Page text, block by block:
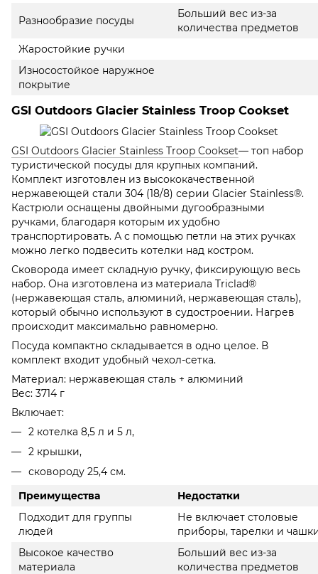
Разнообразие посуды
Больший вес из-за
количества предметов
Жаростойкие ручки
Износостойкое наружное
покрытие
GSI Outdoors Glacier Stainless Troop Cookset
GSI Outdoors Glacier Stainless Troop Cookset— топ набор
туристической посуды для крупных компаний.
Комплект изготовлен из высококачественной
нержавеющей стали 304 (18/8) серии Glacier Stainless®.
Кастрюли оснащены двойными дугообразными
ручками, благодаря которым их удобно
транспортировать. А с помощью петли на этих ручках
можно легко подвесить котелки над костром.
Сковорода имеет складную ручку, фиксирующую весь
набор. Она изготовлена из материала Triclad®
(нержавеющая сталь, алюминий, нержавеющая сталь),
который обычно используют в судостроении. Нагрев
происходит максимально равномерно.
Посуда компактно складывается в одно целое. В
комплект входит удобный чехол-сетка.
Материал: нержавеющая сталь + алюминий
Вес: 3714 г
Включает:
2 котелка 8,5 л и 5 л,
2 крышки,
сковороду 25,4 см.
Преимущества
Недостатки
Подходит для группы
людей
Не включает столовые
приборы, тарелки и
Высокое качество
материала
Больший вес из-за
количества предметов